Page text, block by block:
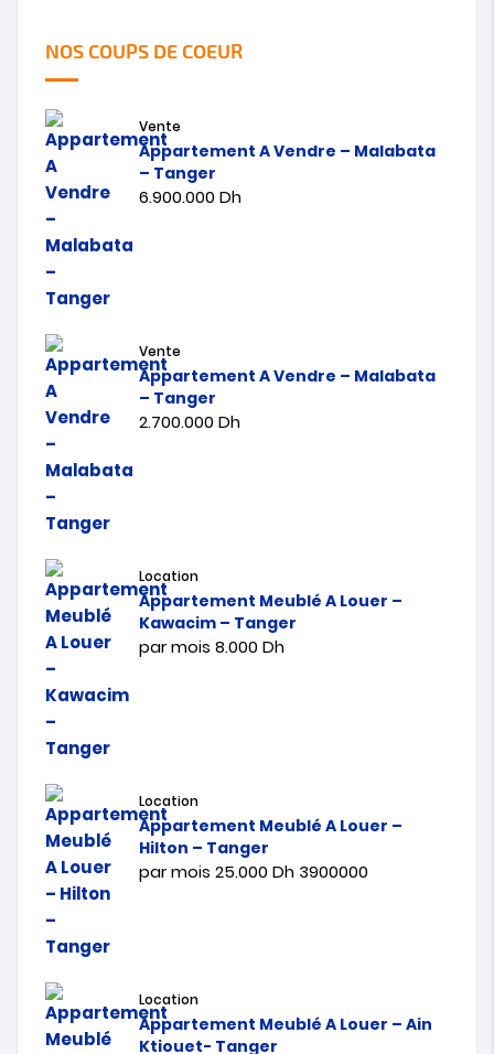
NOS COUPS DE COEUR
Vente
Appartement A Vendre – Malabata
– Tanger
6.900.000 Dh
Vente
Appartement A Vendre – Malabata
– Tanger
2.700.000 Dh
Location
Appartement Meublé A Louer –
Kawacim – Tanger
par mois 8.000 Dh
Location
Appartement Meublé A Louer –
Hilton – Tanger
par mois 25.000 Dh 3900000
Location
Appartement Meublé A Louer – Ain
Ktiouet- Tanger